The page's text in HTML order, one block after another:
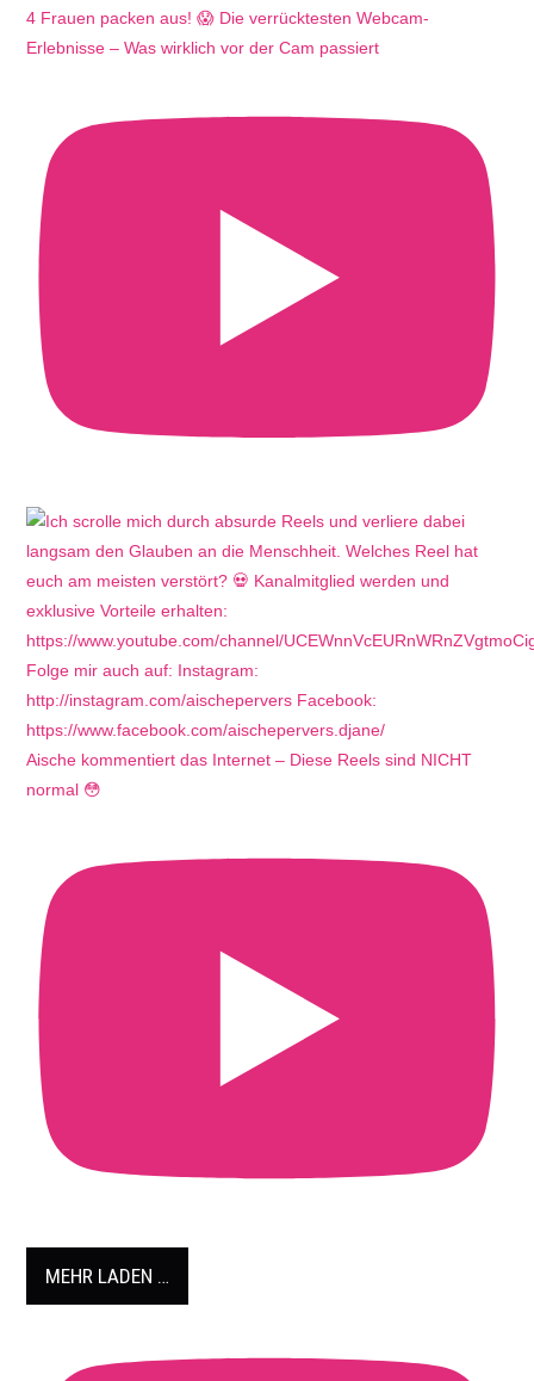
4 Frauen packen aus! 😱 Die verrücktesten Webcam-
Erlebnisse – Was wirklich vor der Cam passiert
Aische kommentiert das Internet – Diese Reels sind NICHT
normal 😳
MEHR LADEN …